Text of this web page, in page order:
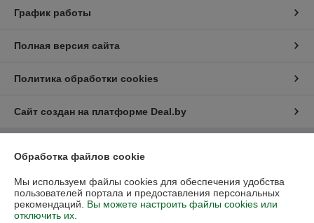
График работы
Полная версия сайта
Политика обработки cookies
Сайт создан на платформе Deal.by
Информация для покупателя
Юридическое лицо:ИП Галкин Андрей Георгиевич
220113 г. Минск, Коласа 55
Регистрационный номер ЕГР: 192278032
Обработка файлов cookie
Мы используем файлы cookies для обеспечения удобства
пользователей портала и предоставления персональных
рекомендаций. Вы можете настроить файлы cookies или
отключить их.